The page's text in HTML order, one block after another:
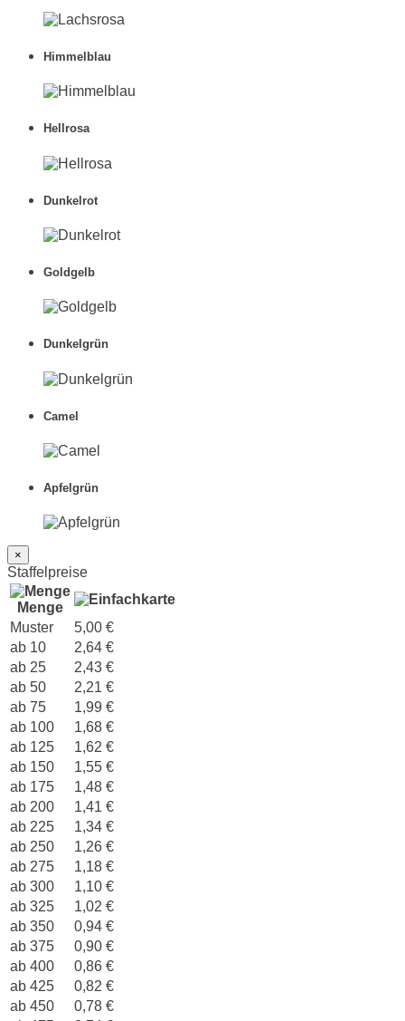
Himmelblau
Hellrosa
Dunkelrot
Goldgelb
Dunkelgrün
Camel
Apfelgrün
×
Staffelpreise
Menge
Muster
5,00 €
ab 10
2,64 €
ab 25
2,43 €
ab 50
2,21 €
ab 75
1,99 €
ab 100
1,68 €
ab 125
1,62 €
ab 150
1,55 €
ab 175
1,48 €
ab 200
1,41 €
ab 225
1,34 €
ab 250
1,26 €
ab 275
1,18 €
ab 300
1,10 €
ab 325
1,02 €
ab 350
0,94 €
ab 375
0,90 €
ab 400
0,86 €
ab 425
0,82 €
ab 450
0,78 €